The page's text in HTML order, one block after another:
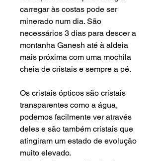
carregar às costas pode ser
minerado num dia. São
necessários 3 dias para descera
montanha Ganesh até à aldeia
mais próxima com uma mochila
cheia de cristais e sempre a pé.
Os cristais ópticos são cristais
transparentes como a água,
podemos facilmente ver através
deles e são também cristais que
atingiram um estado de evolução
muito elevado.